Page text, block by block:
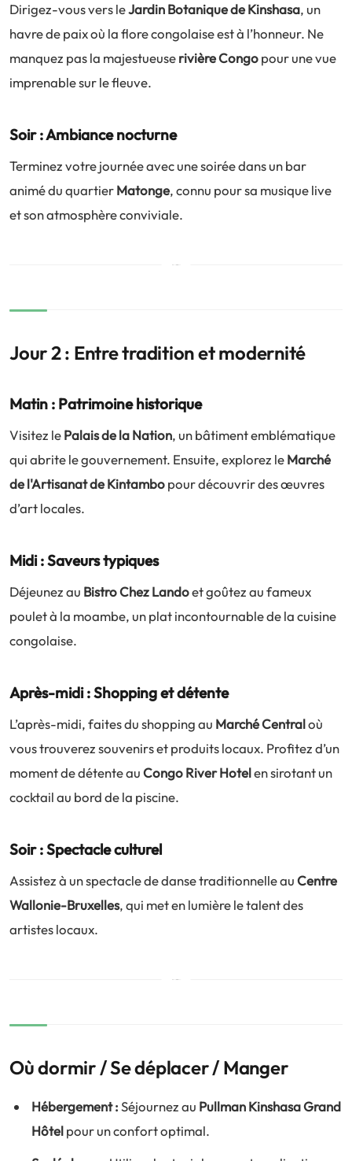
Dirigez-vous vers leJardin Botanique de Kinshasa, un
havre de paix où la flore congolaise est à l’honneur. Ne
manquez pas la majestueuserivière Congopour une vue
imprenable sur le fleuve.
Soir : Ambiance nocturne
Terminez votre journée avec une soirée dans un bar
animé du quartierMatonge, connu pour sa musique live
et son atmosphère conviviale.
Jour 2 : Entre tradition et modernité
Matin : Patrimoine historique
Visitez lePalais de la Nation, un bâtiment emblématique
qui abrite le gouvernement. Ensuite, explorez leMarché
de l'Artisanat de Kintambopour découvrir des œuvres
d’art locales.
Midi : Saveurs typiques
Déjeunez au Bistro Chez Landoet goûtez au fameux
poulet à la moambe, un plat incontournable de la cuisine
congolaise.
Après-midi : Shopping et détente
L’après-midi, faites du shopping au Marché Centraloù
vous trouverez souvenirs et produits locaux. Profitez d’un
moment de détente auCongo River Hotelen sirotant un
cocktail au bord de la piscine.
Soir : Spectacle culturel
Assistez à un spectacle de danse traditionnelle auCentre
Wallonie-Bruxelles, qui met en lumière le talent des
artistes locaux.
Où dormir / Se déplacer / Manger
Hébergement :Séjournez au Pullman Kinshasa Grand
Hôtelpour un confort optimal.